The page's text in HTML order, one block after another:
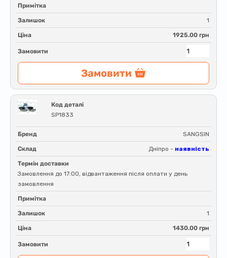
Примітка
Залишок 1
Ціна 1925.00 грн
Замовити
Замовити
Код деталі
SP1833
Бренд SANGSIN
Склад Дніпро - наявність
Термін доставки
Замовлення до 17:00, відвантаження після оплати у день
замовлення
Примітка
Залишок 1
Ціна 1430.00 грн
Замовити